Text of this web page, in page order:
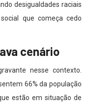
desigualdades raciais
que começa cedo
cenário
nesse contexto.
66% da população
estão em situação de